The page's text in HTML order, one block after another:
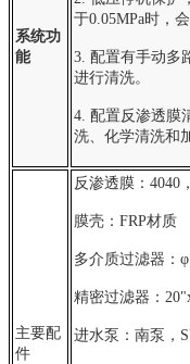
系统功
能
于0.05MPa时，
3. 配置有手动多
进行清洗。
4. 配置反渗透膜
洗、化学清洗和
主要配
件
反渗透膜：4040
膜壳：FRP材质
多介质过滤器：
精密过滤器：
进水泵：南泵，